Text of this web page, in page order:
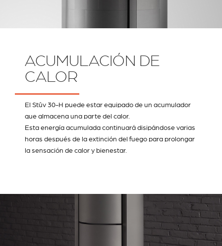
ACUMULACIÓN DE
CALOR
El Stûv 30-H puede estar equipado de un acumulador
que almacena una parte del calor.
Esta energía acumulada continuará disipándose varias
horas después de la extinción del fuego para prolongar
la sensación de calor y bienestar.